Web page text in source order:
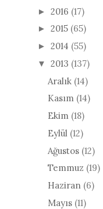
► 2016 (17)
► 2015 (65)
► 2014 (55)
▼ 2013 (137)
Aralık (14)
Kasım (14)
Ekim (18)
Eylül (12)
Ağustos (12)
Temmuz (19)
Haziran (6)
Mayıs (11)